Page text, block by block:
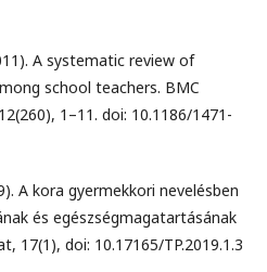
A systematic review of
school teachers. BMC
1–11. doi: 10.1186/1471-
A kora gyermekkori nevelésben
és egészségmagatartásának
17(1), doi: 10.17165/TP.2019.1.3